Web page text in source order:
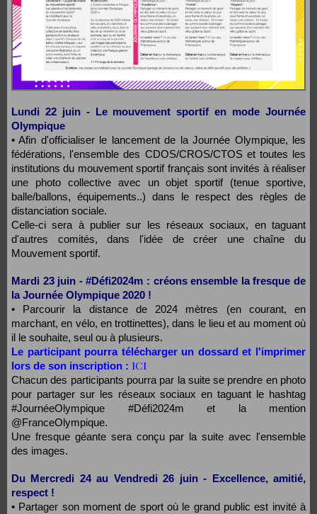
Lundi 22 juin - Le mouvement sportif en mode Journée
Olympique
• Afin d'officialiser le lancement de la Journée Olympique, les
fédérations, l'ensemble des CDOS/CROS/CTOS et toutes les
institutions du mouvement sportif français sont invités à réaliser
une photo collective avec un objet sportif (tenue sportive,
balle/ballons, équipements..) dans le respect des règles de
distanciation sociale.
Celle-ci sera à publier sur les réseaux sociaux, en taguant
d'autres comités, dans l'idée de créer une chaîne du
Mouvement sportif.
Mardi 23 juin - #Défi2024m : créons ensemble la fresque de
la Journée Olympique 2020 !
• Parcourir la distance de 2024 mètres (en courant, en
marchant, en vélo, en trottinettes), dans le lieu et au moment où
il le souhaite, seul ou à plusieurs.
Le participant pourra télécharger un dossard et l'imprimer
lors de son inscription : ICI
Chacun des participants pourra par la suite se prendre en photo
pour partager sur les réseaux sociaux en taguant le hashtag
#JournéeOlympique #Défi2024m et la mention
@FranceOlympique.
Une fresque géante sera conçu par la suite avec l'ensemble
des images.
Du Mercredi 24 au Vendredi 26 juin - Excellence, amitié,
respect !
• Partager son moment de sport où le grand public est invité à